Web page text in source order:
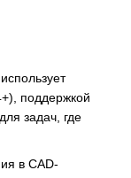
поддержкой
задач, где
в CAD-